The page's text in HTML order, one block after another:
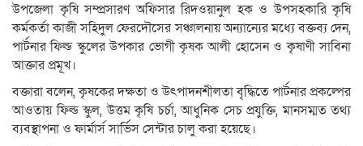
উপজেলা কৃষি সম্প্রসারণ অফিসার রিদওয়ানুল হক ও উপসহকারি কৃষি
কর্মকর্তা কাজী সহিদুল ফেরদৌসের সঞ্চালনায় অন্যান্যের মধ্যে বক্তব্য দেন,
পার্টনার ফিল্ড স্কুলের উপকার ভোগী কৃষক আলী হোসেন ও কৃষাণী সাবিনা
আক্তার প্রমূখ।
বক্তারা বলেন, কৃষকের দক্ষতা ও উৎপাদনশীলতা বৃদ্ধিতে পার্টনার প্রকল্পের
আওতায় ফিল্ড স্কুল, উত্তম কৃষি চর্চা, আধুনিক সেচ প্রযুক্তি, মানসম্মত তথ্য
ব্যবস্থাপনা ও ফার্মার্স সার্ভিস সেন্টার চালু করা হয়েছে।